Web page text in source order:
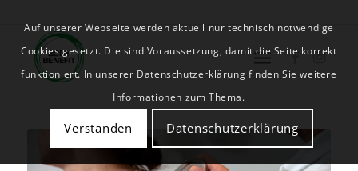
Auf unserer Webseite werden aktuell nur technisch notwendige
Cookies gesetzt. Die sind Voraussetzung, damit die Seite korrekt
funktioniert. In unserer Datenschutzerklärung finden Sie weitere
Informationen zum Thema.
Verstanden Datenschutzerklärung